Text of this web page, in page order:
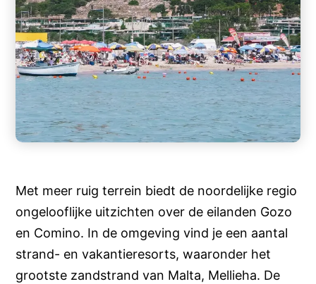
Met meer ruig terrein biedt de noordelijke regio
ongelooflijke uitzichten over de eilanden Gozo
en Comino. In de omgeving vind je een aantal
strand- en vakantieresorts, waaronder het
grootste zandstrand van Malta, Mellieha. De